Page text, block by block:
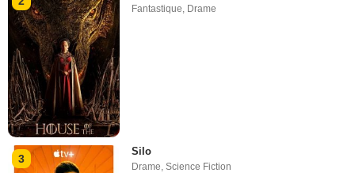
Fantastique, Drame
3
Silo
Drame ,Science Fiction